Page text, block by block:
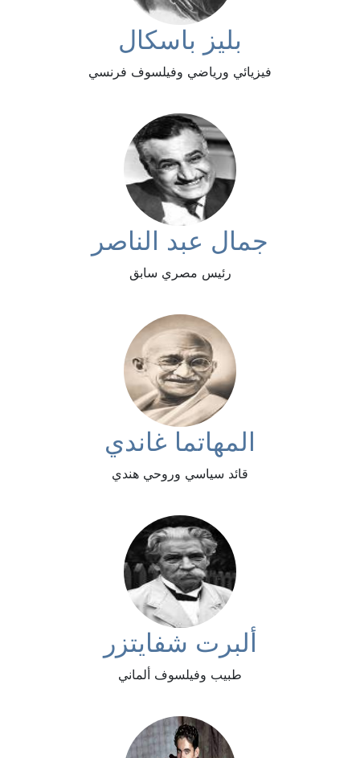
بليز باسكال
فيزيائي ورياضي وفيلسوف فرنسي
جمال عبد الناصر
رئيس مصري سابق
المهاتما غاندي
قائد سياسي وروحي هندي
ألبرت شفايتزر
طبيب وفيلسوف ألماني